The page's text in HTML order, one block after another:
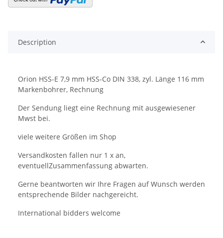
Description
Orion HSS-E 7,9 mm HSS-Co DIN 338, zyl. Länge 116 mm
Markenbohrer, Rechnung
Der Sendung liegt eine Rechnung mit ausgewiesener
Mwst bei.
viele weitere Größen im Shop
Versandkosten fallen nur 1 x an,
eventuellZusammenfassung abwarten.
Gerne beantworten wir Ihre Fragen auf Wunsch werden
entsprechende Bilder nachgereicht.
International bidders welcome